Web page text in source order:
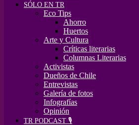
SÓLO EN TR
Eco Tips
Ahorro
Huertos
Arte y Cultura
Críticas literarias
Columnas Literarias
Activistas
Dueños de Chile
Entrevistas
Galería de fotos
Infografías
Opinión
TR PODCAST 🎙️